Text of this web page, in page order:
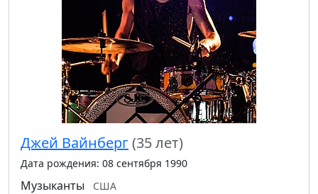
Джей Вайнберг(35 лет)
Дата рождения: 08 сентября 1990
Музыканты
США